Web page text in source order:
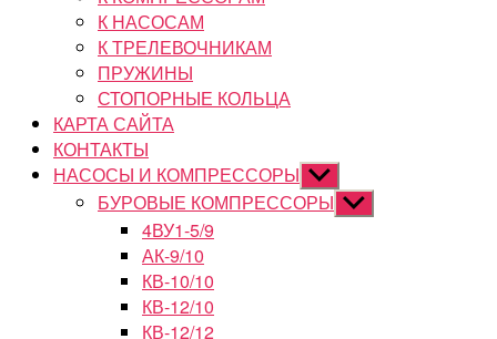
К НАСОСАМ
К ТРЕЛЕВОЧНИКАМ
ПРУЖИНЫ
СТОПОРНЫЕ КОЛЬЦА
КАРТА САЙТА
КОНТАКТЫ
НАСОСЫ И КОМПРЕССОРЫ Показывать
подменю
БУРОВЫЕ КОМПРЕССОРЫ Показывать
подменю
4ВУ1-5/9
АК-9/10
КВ-10/10
КВ-12/10
КВ-12/12